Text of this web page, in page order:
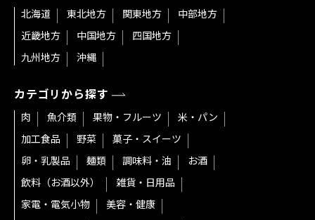
北海道 東北地方 関東地方
中部地方
近畿地方
中国地方
四国地方
九州地方
沖縄
カテゴリから探す
肉 魚介類 果物・フルーツ
米・パン
加工食品
野菜
菓子・スイーツ
卵・乳製品
麺類 調味料・油
お酒
飲料（お酒以外）
雑貨・日用品
家電・電気小物
美容・健康